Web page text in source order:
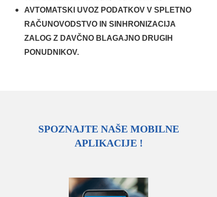
AVTOMATSKI UVOZ PODATKOV V SPLETNO
RAČUNOVODSTVO IN SINHRONIZACIJA
ZALOG Z DAVČNO BLAGAJNO DRUGIH
PONUDNIKOV.
SPOZNAJTE NAŠE MOBILNE
APLIKACIJE !